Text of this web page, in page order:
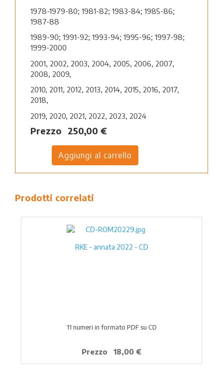
1978-1979-80; 1981-82; 1983-84; 1985-86;
1987-88
1989-90; 1991-92; 1993-94; 1995-96; 1997-98;
1999-2000
2001, 2002, 2003, 2004, 2005, 2006, 2007,
2008, 2009,
2010, 2011, 2012, 2013, 2014, 2015, 2016, 2017,
2018,
2019, 2020, 2021, 2022, 2023, 2024
Prezzo 250,00 €
Prodotti correlati
RKE - annata 2022 - CD
11 numeri in formato PDF su CD
Prezzo 18,00 €